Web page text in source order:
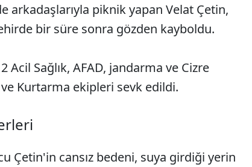
arkadaşlarıyla piknik yapan Velat Çetin,
bir süre sonra gözden kayboldu.
Acil Sağlık, AFAD, jandarma ve Cizre
Kurtarma ekipleri sevk edildi.
Sesi Aç
Çetin'in cansız bedeni, suya girdiği yerin